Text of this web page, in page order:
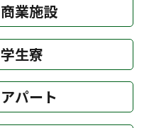
商業施設
学生寮
アパート